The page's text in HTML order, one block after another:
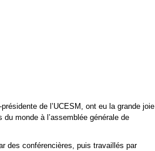
de l’UCESM, ont eu la grande joie
monde à l’assemblée générale de
des conférencières, puis travaillés par